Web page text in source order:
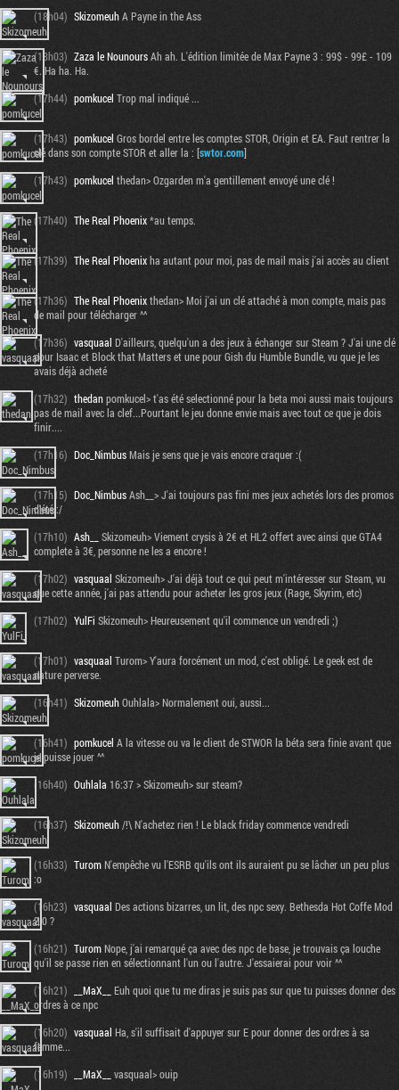
(18h04) SkizomeuhA Payne in the Ass
(18h03) Zaza le NounoursAh ah. L'édition limitée de Max Payne 3 : 99$ - 99£ - 109
€. Ha ha. Ha.
(17h44) pomkucel Trop mal indiqué ...
(17h43) pomkucel Gros bordel entre les comptes STOR, Origin et EA. Faut rentrer la
clé dans son compte STOR et aller la : [swtor.com]
(17h43) pomkucel thedan> Ozgarden m'a gentillement envoyé une clé !
(17h40) The Real Phoenix*au temps.
(17h39) The Real Phoenixha autant pour moi, pas de mail mais j'ai accès au client
(17h36) The Real Phoenixthedan> Moi j'ai un clé attaché à mon compte, mais pas
de mail pour télécharger ^^
(17h36) vasquaal D'ailleurs, quelqu'un a des jeux à échanger sur Steam ? J'ai une clé
pour Isaac et Block that Matters et une pour Gish du Humble Bundle, vu que je les
avais déjà acheté
(17h32) thedanpomkucel> t'as été selectionné pour la beta moi aussi mais toujours
pas de mail avec la clef...Pourtant le jeu donne envie mais avec tout ce que je dois
finir....
(17h16) Doc_NimbusMais je sens que je vais encore craquer :(
(17h15) Doc_NimbusAsh__> J'ai toujours pas fini mes jeux achetés lors des promos
d'été :/
(17h10) Ash__
Skizomeuh> Viement crysis à 2€ et HL2 offert avec ainsi que GTA4
complete à 3€, personne ne les a encore !
(17h02) vasquaal Skizomeuh> J'ai déjà tout ce qui peut m'intéresser sur Steam, vu
que cette année, j'ai pas attendu pour acheter les gros jeux (Rage, Skyrim, etc)
(17h02) YulFi Skizomeuh> Heureusement qu'il commence un vendredi ;)
(17h01) vasquaal Turom> Y'aura forcément un mod, c'est obligé. Le geek est de
nature perverse.
(16h41) SkizomeuhOuhlala> Normalement oui, aussi...
(16h41) pomkucel A la vitesse ou va le client de STWOR la béta sera finie avant que
je puisse jouer ^^
(16h40) Ouhlala 16:37 > Skizomeuh> sur steam?
(16h37) Skizomeuh/!\ N'achetez rien ! Le black friday commence vendredi
(16h33) TuromN'empêche vu l'ESRB qu'ils ont ils auraient pu se lâcher un peu plus
:o
(16h23) vasquaal Des actions bizarres, un lit, des npc sexy. Bethesda Hot Coffe Mod
2.0 ?
(16h21) TuromNope, j'ai remarqué ça avec des npc de base, je trouvais ça louche
qu'il se passe rien en sélectionnant l'un ou l'autre. J'essaierai pour voir ^^
(16h21)
__MaX__
Euh quoi que tu me diras je suis pas sur que tu puisses donner des
ordres à ce npc
(16h20) vasquaal Ha, s'il suffisait d'appuyer sur E pour donner des ordres à sa
femme...
(16h19)
__MaX__ vasquaal> ouip